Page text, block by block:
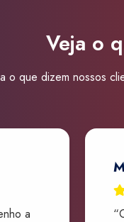
São
José
Preto
Veja o
o que dizem nossos
a